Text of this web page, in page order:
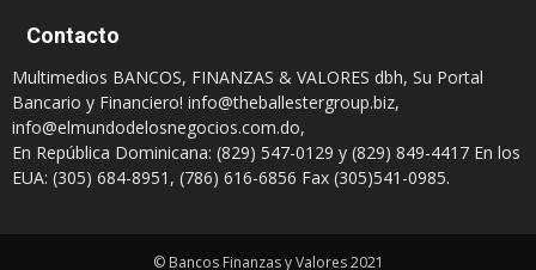
Contacto
Multimedios BANCOS, FINANZAS & VALORES dbh, Su Portal
Bancario y Financiero! info@theballestergroup.biz,
info@elmundodelosnegocios.com.do,
En República Dominicana: (829) 547-0129 y (829) 849-4417 En los
EUA: (305) 684-8951, (786) 616-6856 Fax (305)541-0985.
© Bancos Finanzas y Valores 2021